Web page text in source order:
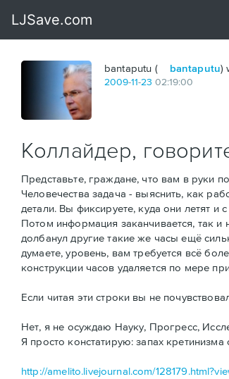
bantaputu ( bantaputu)
2009-11-23 02:19:00
Коллайдер,
Представьте, граждане, что вам в руки
Человечества задача - выяснить, как
детали. Вы фиксируете, куда они летят
Потом информация заканчивается, так
долбанул другие такие же часы ещё
думаете, уровень, вам требуется всё
конструкции часов удаляется по мере
Если читая эти строки вы не
Нет, я не осуждаю Науку, Прогресс,
Я просто констатирую: запах кретинизма
http://amelito.livejournal.com/